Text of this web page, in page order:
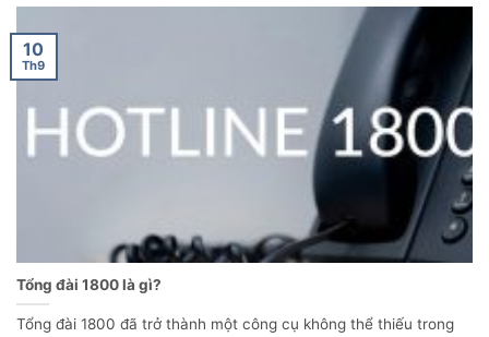
Tổng đài 1800 là gì?
Tổng đài 1800 đã trở thành một công cụ không thể thiếu trong
10
Th9